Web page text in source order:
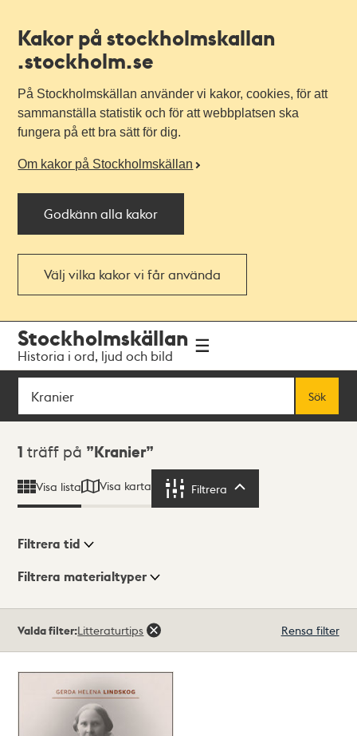
Kakor på stockholmskallan
.stockholm.se
På Stockholmskällan använder vi kakor, cookies, för att
sammanställa statistik och för att webbplatsen ska
fungera på ett bra sätt för dig.
Om kakor på Stockholmskällan
Godkänn alla kakor
Välj vilka kakor vi får använda
navigationen
huvudinnehållet
Stockholmskällan
Historia i ord, ljud och bild
Sök
Sök
Sökresultat
1 träff på Kranier
Visa lista Visa karta Filtrera
Visningsläge
Filtrera tid
Filtrera materialtyper
träffar
Valda filter:Litteraturtips Rensa filter